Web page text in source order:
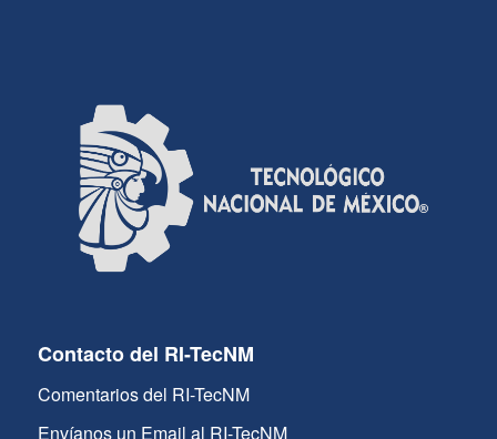
Contacto del RI-TecNM
Comentarios del RI-TecNM
Envíanos un Email al RI-TecNM